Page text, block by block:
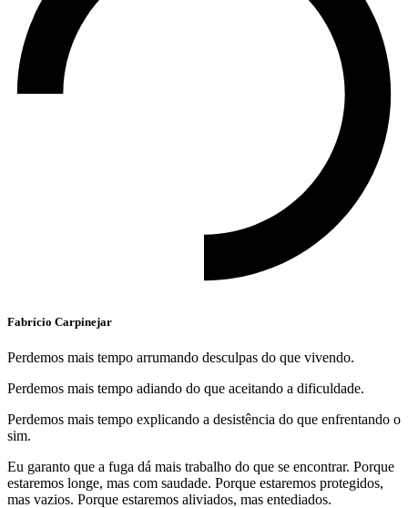
Fabrício Carpinejar
Perdemos mais tempo arrumando desculpas do que vivendo.
Perdemos mais tempo adiando do que aceitando a dificuldade.
Perdemos mais tempo explicando a desistência do que enfrentando o
sim.
Eu garanto que a fuga dá mais trabalho do que se encontrar. Porque
estaremos longe, mas com saudade. Porque estaremos protegidos,
mas vazios. Porque estaremos aliviados, mas entediados.